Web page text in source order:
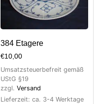
384 Etagere
€10,00
Umsatzsteuerbefreit gemäß
UStG §19
zzgl. Versand
Lieferzeit: ca. 3-4 Werktage